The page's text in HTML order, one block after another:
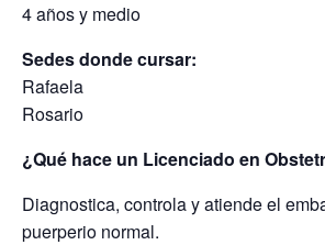
4 años y medio
Sedes donde cursar:
Rafaela
Rosario
¿Qué hace un Licenciado en
Diagnostica, controla y atiende el
puerperio normal.